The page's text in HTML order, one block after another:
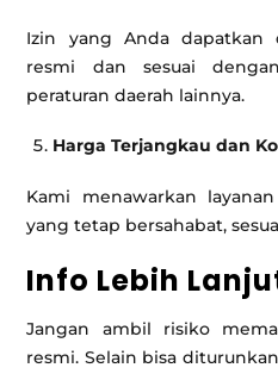
Izin yang Anda dapatkan
resmi dan sesuai
peraturan daerah lainnya.
Harga Terjangkau dan
Kami menawarkan
yang tetap bersahabat,
Info Lebih
Jangan ambil risiko
resmi. Selain bisa